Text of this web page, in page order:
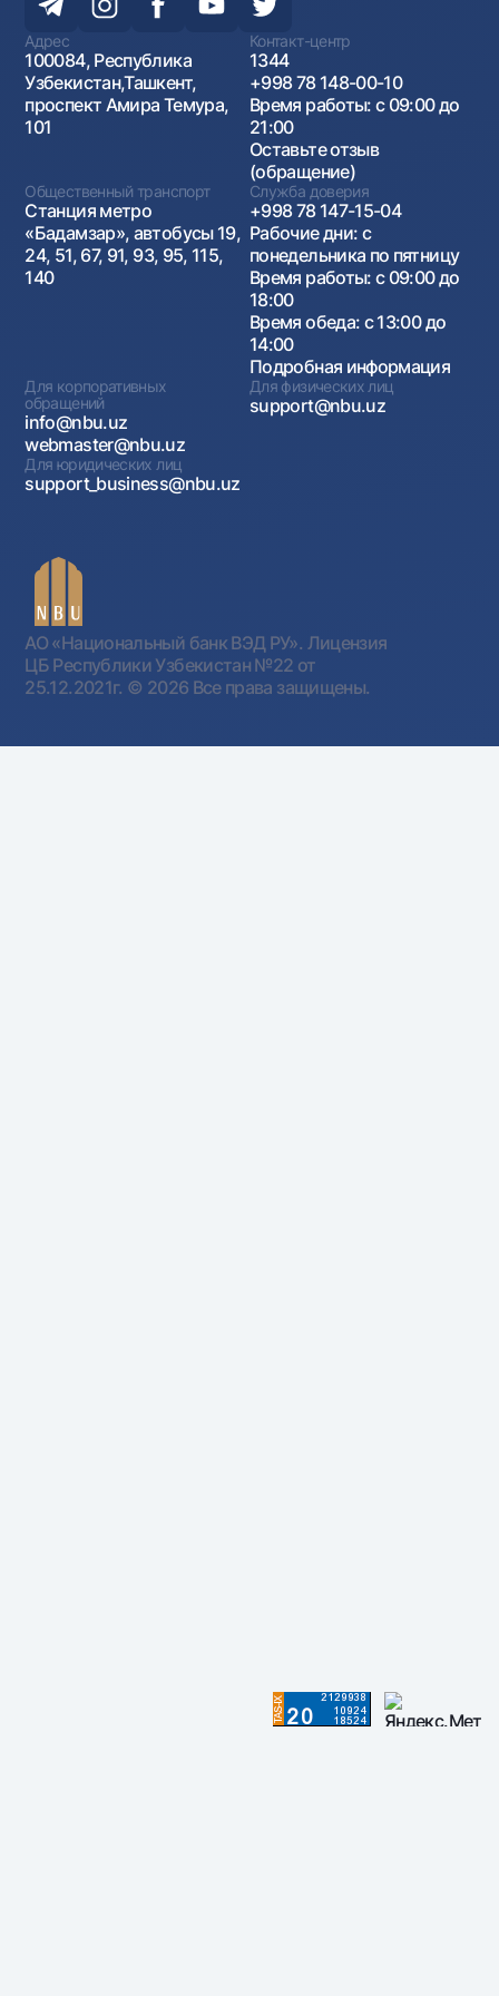
Адрес
100084, Республика
Узбекистан,Ташкент,
проспект Амира Темура,
101
Контакт-центр
1344
+998 78 148-00-10
Время работы: с 09:00 до
21:00
Оставьте отзыв
(обращение)
Общественный транспорт
Станция метро
«Бадамзар», автобусы 19,
24, 51, 67, 91, 93, 95, 115,
140
Служба доверия
+998 78 147-15-04
Рабочие дни: с
понедельника по пятницу
Время работы: с 09:00 до
18:00
Время обеда: с 13:00 до
14:00
Подробная информация
Для корпоративных
обращений
info@nbu.uz
webmaster@nbu.uz
Для физических лиц
support@nbu.uz
Для юридических лиц
support_business@nbu.uz
АО «Национальный банк ВЭД РУ». Лицензия
ЦБ Республики Узбекистан №22 от
25.12.2021г. © 2026 Все права защищены.